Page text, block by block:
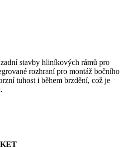
stavby hliníkových rámů pro
rozhraní pro montáž bočního
tuhost i během brzdění, což je